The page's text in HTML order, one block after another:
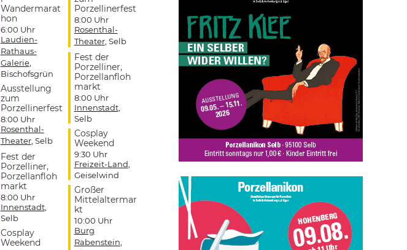
Wandermarat
hon
6:00 Uhr
Laudien-
Rathaus-
Galerie,
Bischofsgrün
Ausstellung
zum
Porzellinerfest
8:00 Uhr
Rosenthal-
Theater, Selb
Fest der
Porzelliner,
Porzellanfloh
markt
8:00 Uhr
Innenstadt,
Selb
Cosplay
Weekend
Porzellinerfest
8:00 Uhr
Rosenthal-
Theater, Selb
Fest der
Porzelliner,
Porzellanfloh
markt
8:00 Uhr
Innenstadt,
Selb
Cosplay
Weekend
9:30 Uhr
Freizeit-Land,
Geiselwind
Großer
Mittelaltermar
kt
10:00 Uhr
Burg
Rabenstein,